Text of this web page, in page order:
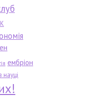
ембріон
науці